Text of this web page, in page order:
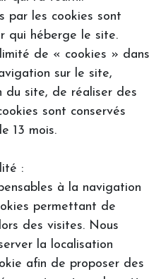
par les cookies sont
qui héberge le site.
de « cookies » dans
sur le site,
du site, de réaliser des
sont conservés
13 mois.
:
à la navigation
permettant de
des visites. Nous
la localisation
afin de proposer des